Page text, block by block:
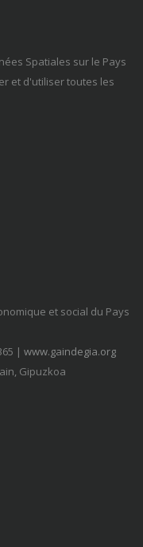
Spatiales sur le Pays
et d'utiliser toutes les
et social du Pays
| www.gaindegia.org
Gipuzkoa